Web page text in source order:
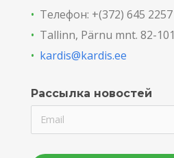
• Телефон: +(372) 645 2257
• Tallinn, Pärnu mnt. 82-101
• kardis@kardis.ee
Рассылка новостей